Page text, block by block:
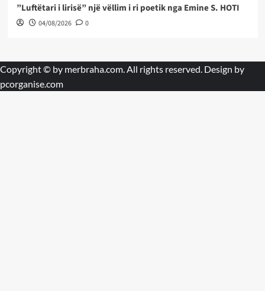
”Luftëtari i lirisë” një vëllim i ri poetik nga Emine S. HOTI
04/08/2026 0
Copyright © by merbraha.com. All rights reserved. Design by
pcorganise.com